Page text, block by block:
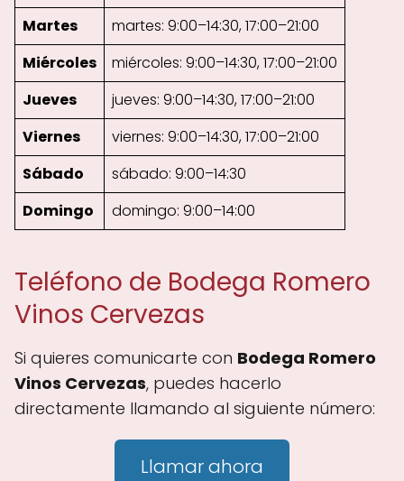
Martes
martes: 9:00–14:30, 17:00–21:00
Miércoles
miércoles: 9:00–14:30, 17:00–21:00
Jueves
jueves: 9:00–14:30, 17:00–21:00
Viernes
viernes: 9:00–14:30, 17:00–21:00
Sábado
sábado: 9:00–14:30
Domingo
domingo: 9:00–14:00
Teléfono de Bodega Romero
Vinos Cervezas
Si quieres comunicarte con Bodega Romero
Vinos Cervezas, puedes hacerlo
directamente llamando al siguiente número:
Llamar ahora